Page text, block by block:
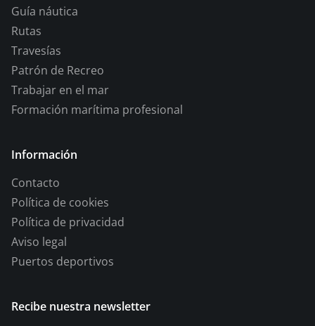
Guía náutica
Rutas
Travesías
Patrón de Recreo
Trabajar en el mar
Formación marítima profesional
Información
Contacto
Política de cookies
Política de privacidad
Aviso legal
Puertos deportivos
Recibe nuestra newsletter